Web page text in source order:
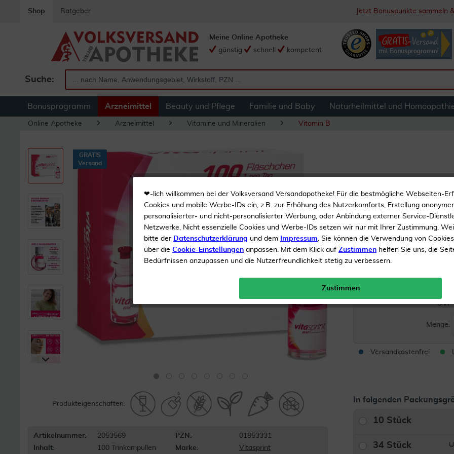
Shop Ratgeber Jetzt Bonuspunkte sammeln
Suche:
Meine Online Apotheke
günstig
schnell kompetent
Bonusprogramm Arzneimittel Beauty und Pflege Familie und Baby Naturheilmittel und
Online Apotheke Arzneimittel Vitamine und Mineralien Vitamin B
Aufbaukur zur
geistigen und
Kann Müdigkeit und
spürbar verringern
Nur 1 Trinkfläschchen pro
GRATIS
Versand
Produkteigenschaften:
Artikelnummer: 2053569 PZN:
01853331
Inhalt:
100 Trinkampullen Marke: Vitasprint
Menge:
Versandkostenfrei
In folgenden
10 Stück
34 Stück
❤-lich willkommen bei der Volksversand Versandapotheke! Für die bestmögliche Webseiten-
Cookies und mobile Werbe-IDs ein, z.B. zur Erhöhung des Nutzerkomforts, Erstellung
personalisierter- und nicht-personalisierter Werbung, oder Anbindung externer Service-
Netzwerke. Nicht essenzielle Cookies und Werbe-IDs setzen wir nur mit Ihrer Zustimmung.
bitte der Datenschutzerklärung und dem Impressum. Sie können die Verwendung von Cookies
über die Cookie-Einstellungen anpassen. Mit dem Klick auf Zustimmen helfen Sie uns, die
Bedürfnissen anzupassen und die Nutzerfreundlichkeit stetig zu verbessern.
Zustimmen